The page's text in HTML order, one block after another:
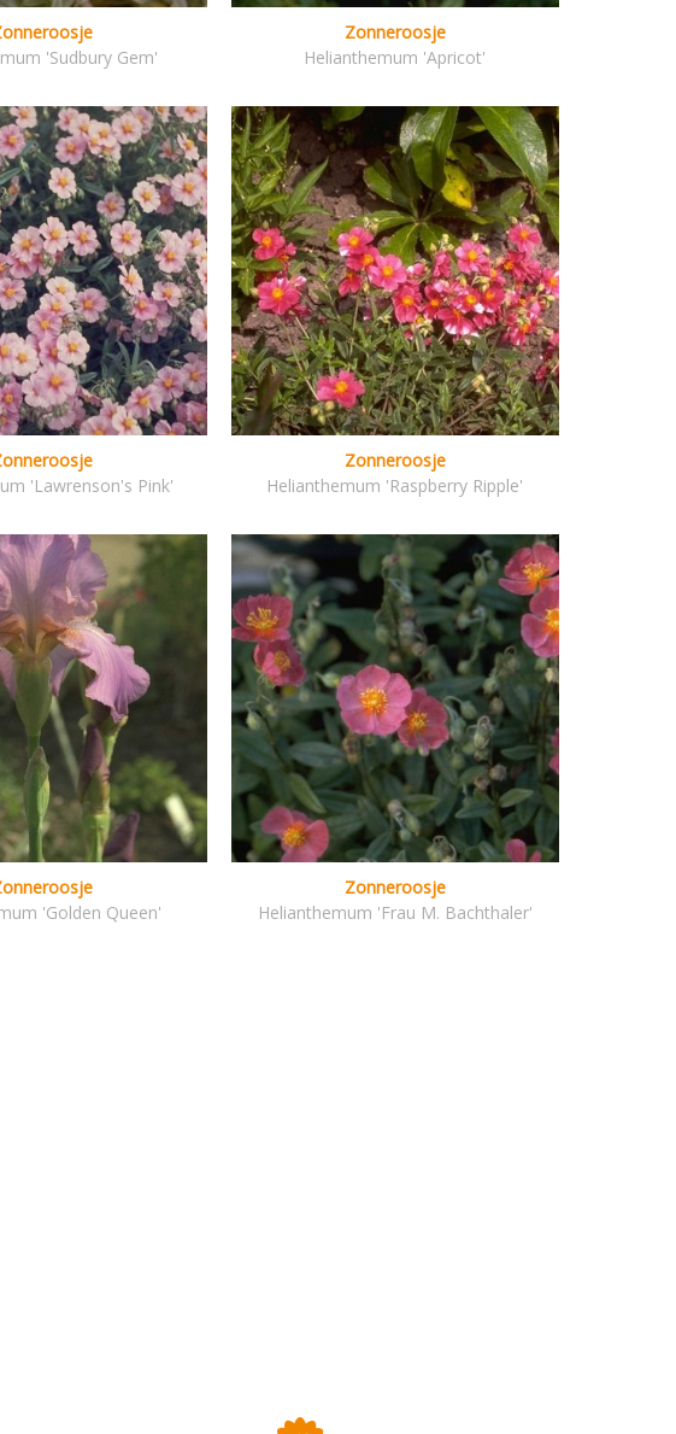
'Sudbury Gem'
Zonneroosje
Helianthemum 'Apricot'
'Lawrenson's Pink'
Zonneroosje
Helianthemum 'Raspberry Ripple'
'Golden Queen'
Zonneroosje
Helianthemum 'Frau M. Bachthaler'